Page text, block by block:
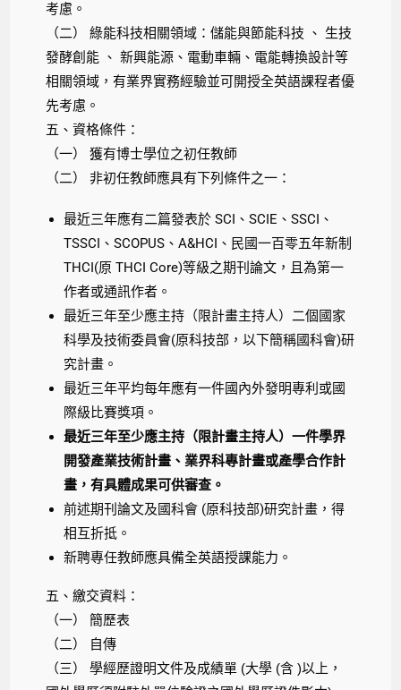
考慮。
（二） 綠能科技相關領域：儲能與節能科技 、 生技
發酵創能 、 新興能源、電動車輛、電能轉換設計等
相關領域，有業界實務經驗並可開授全英語課程者優
先考慮。
五、資格條件：
（一） 獲有博士學位之初任教師
（二） 非初任教師應具有下列條件之一：
最近三年應有二篇發表於 SCI、SCIE、SSCI、
TSSCI、SCOPUS、A&HCI、民國一百零五年新制
THCI(原 THCI Core)等級之期刊論文，且為第一
作者或通訊作者。
最近三年至少應主持（限計畫主持人）二個國家
科學及技術委員會(原科技部，以下簡稱國科會)研
究計畫。
最近三年平均每年應有一件國內外發明專利或國
際級比賽獎項。
最近三年至少應主持（限計畫主持人）一件學界
開發產業技術計畫、業界科專計畫或產學合作計
畫，有具體成果可供審查。
前述期刊論文及國科會 (原科技部)研究計畫，得
相互折抵。
新聘專任教師應具備全英語授課能力。
五、繳交資料：
（一） 簡歷表
（二） 自傳
（三） 學經歷證明文件及成績單 (大學 (含 )以上，